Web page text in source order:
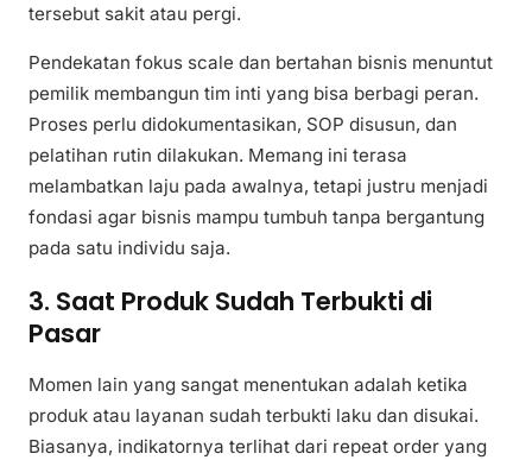
tersebut sakit atau pergi.
Pendekatan fokus scale dan bertahan bisnis menuntut
pemilik membangun tim inti yang bisa berbagi peran.
Proses perlu didokumentasikan, SOP disusun, dan
pelatihan rutin dilakukan. Memang ini terasa
melambatkan laju pada awalnya, tetapi justru menjadi
fondasi agar bisnis mampu tumbuh tanpa bergantung
pada satu individu saja.
3. Saat Produk Sudah Terbukti di
Pasar
Momen lain yang sangat menentukan adalah ketika
produk atau layanan sudah terbukti laku dan disukai.
Biasanya, indikatornya terlihat dari repeat order yang